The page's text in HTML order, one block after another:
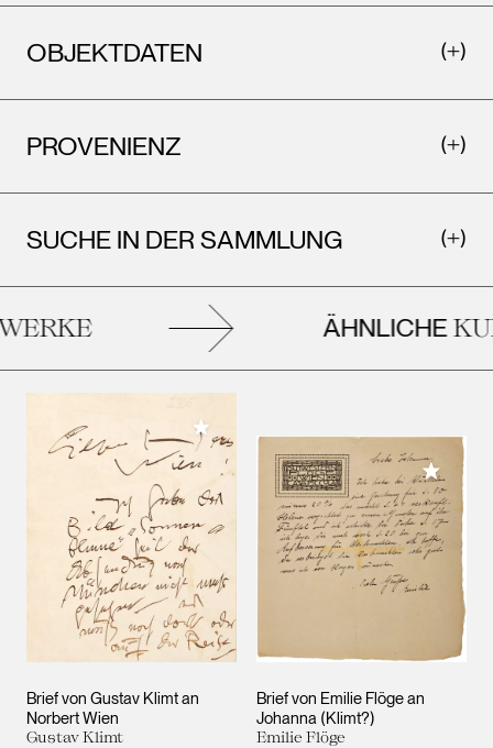
OBJEKTDATEN
PROVENIENZ
SUCHE IN DER SAMMLUNG
ÄHNLICHE
Brief von Gustav Klimt an
Norbert Wien
Gustav Klimt
Meiner Sammlung hinzufügen
Brief von Emilie Flöge an
Johanna (Klimt?)
Emilie Flöge
Meiner